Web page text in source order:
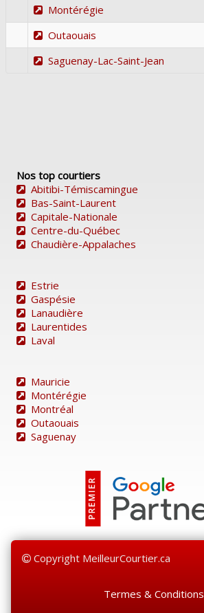
Montérégie
Outaouais
Saguenay-Lac-Saint-Jean
Nos top courtiers
Abitibi-Témiscamingue
Bas-Saint-Laurent
Capitale-Nationale
Centre-du-Québec
Chaudière-Appalaches
Estrie
Gaspésie
Lanaudière
Laurentides
Laval
Mauricie
Montérégie
Montréal
Outaouais
Saguenay
Copyright MeilleurCourtier.ca
Termes & Conditions